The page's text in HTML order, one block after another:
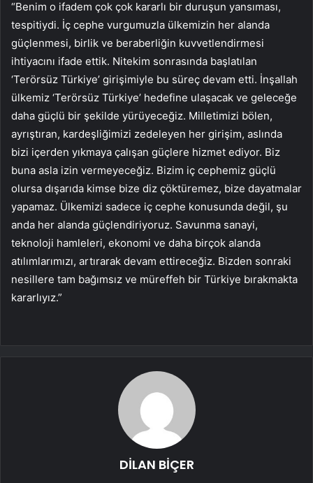
“Benim o ifadem çok çok kararlı bir duruşun yansıması,
tespitiydi. İç cephe vurgumuzla ülkemizin her alanda
güçlenmesi, birlik ve beraberliğin kuvvetlendirmesi
ihtiyacını ifade ettik. Nitekim sonrasında başlatılan
‘Terörsüz Türkiye’ girişimiyle bu süreç devam etti. İnşallah
ülkemiz ‘Terörsüz Türkiye’ hedefine ulaşacak ve geleceğe
daha güçlü bir şekilde yürüyeceğiz. Milletimizi bölen,
ayrıştıran, kardeşliğimizi zedeleyen her girişim, aslında
bizi içerden yıkmaya çalışan güçlere hizmet ediyor. Biz
buna asla izin vermeyeceğiz. Bizim iç cephemiz güçlü
olursa dışarıda kimse bize diz çöktüremez, bize dayatmalar
yapamaz. Ülkemizi sadece iç cephe konusunda değil, şu
anda her alanda güçlendiriyoruz. Savunma sanayi,
teknoloji hamleleri, ekonomi ve daha birçok alanda
atılımlarımızı, artırarak devam ettireceğiz. Bizden sonraki
nesillere tam bağımsız ve müreffeh bir Türkiye bırakmakta
kararlıyız.”
DİLAN BİÇER